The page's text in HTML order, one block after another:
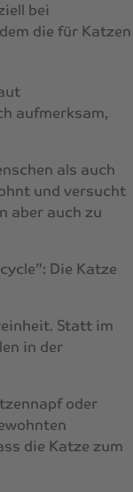
bei
die für Katzen
aufmerksam,
als auch
und versucht
aber auch zu
Die Katze
Statt im
in der
oder
die Katze zum